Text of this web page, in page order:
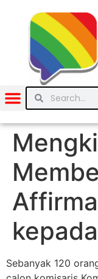
Sebanyak 120